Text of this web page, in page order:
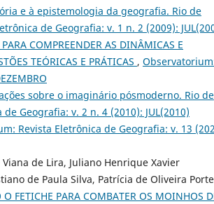
e à epistemologia da geografia. Rio de
de Geografia: v. 1 n. 2 (2009):
COMPREENDER AS DINÂMICAS E
TEÓRICAS E PRÁTICAS ,
sobre o imaginário pósmoderno. Rio de
Geografia: v. 2 n. 4 (2010): JUL(2010)
Revista Eletrônica de Geografia: v. 13
de Lira, Juliano Henrique Xavier
de Paula Silva, Patrícia de Oliveira
FETICHE PARA COMBATER OS MOINHOS